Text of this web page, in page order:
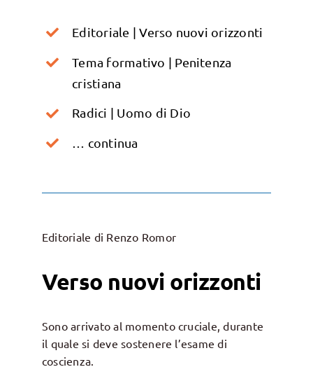
Editoriale | Verso nuovi orizzonti
Tema formativo | Penitenza
cristiana
Radici | Uomo di Dio
… continua
Editoriale di Renzo Romor
Verso nuovi orizzonti
Sono arrivato al momento cruciale, durante
il quale si deve sostenere l’esame di
coscienza.